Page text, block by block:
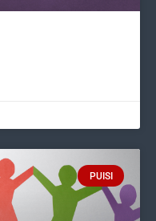
PUISI